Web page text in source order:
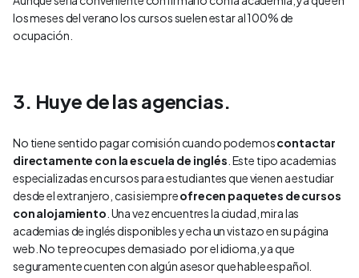
los meses del verano los cursos suelen estar al 100% de
ocupación.
3. Huye de las agencias.
No tiene sentido pagar comisión cuando podemoscontactar
directamente con la escuela de inglés . Este tipo academias
especializadas en cursos para estudiantes que vienen a estudiar
desde el extranjero, casi siempreofrecen paquetes de cursos
con alojamiento . Una vez encuentres la ciudad, mira las
academias de inglés disponibles y echa un vistazo en su página
web. No te preocupes demasiado por el idioma, ya que
seguramente cuenten con algún asesor que hable español.